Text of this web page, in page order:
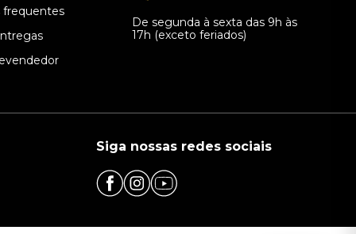
frequentes
De segunda à sexta das 9h às
17h (exceto feriados)
Siga nossas redes sociais